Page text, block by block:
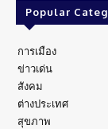
Popular
การเมือง
ข่าวเด่น
สังคม
ต่างประเทศ
สุขภาพ